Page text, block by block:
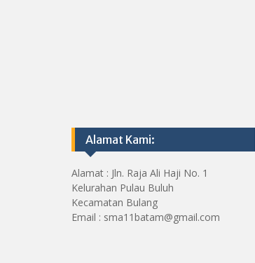
Alamat Kami:
Alamat : Jln. Raja Ali Haji No. 1
Kelurahan Pulau Buluh
Kecamatan Bulang
Email : sma11batam@gmail.com